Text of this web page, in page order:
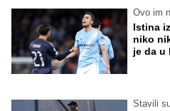
Ovo im
Istina
niko
je da u
Stavili